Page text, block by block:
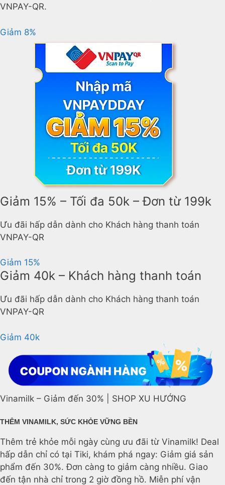
VNPAY-QR.
Giảm 8%
Giảm 15% – Tối đa 50k – Đơn từ 199k
Ưu đãi hấp dẫn dành cho Khách hàng thanh toán
VNPAY-QR
Giảm 15%
Giảm 40k – Khách hàng thanh toán
Ưu đãi hấp dẫn dành cho Khách hàng thanh toán
VNPAY-QR
Giảm 40k
Vinamilk – Giảm đến 30% | SHOP XU HƯỚNG
THÊM VINAMILK, SỨC KHỎE VỮNG BỀN
Thêm trẻ khỏe mỗi ngày cùng ưu đãi từ Vinamilk! Deal
hấp dẫn chỉ có tại Tiki, khám phá ngay: Giảm giá sản
phẩm đến 30%. Đơn càng to giảm càng nhiều. Giao
đến tận nhà chỉ trong 2 giờ đồng hồ. Miễn phí vận